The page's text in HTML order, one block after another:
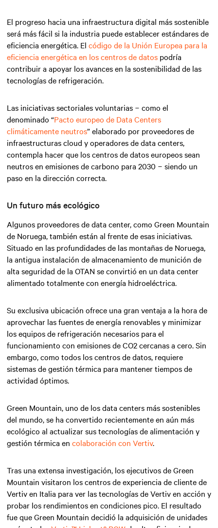
El progreso hacia una infraestructura digital más sostenible
será más fácil si la industria puede establecer estándares de
eficiencia energética. El código de la Unión Europea para la
eficiencia energética en los centros de datos podría
contribuir a apoyar los avances en la sostenibilidad de las
tecnologías de refrigeración.
Las iniciativas sectoriales voluntarias − como el
denominado “Pacto europeo de Data Centers
climáticamente neutros” elaborado por proveedores de
infraestructuras cloud y operadores de data centers,
contempla hacer que los centros de datos europeos sean
neutros en emisiones de carbono para 2030 − siendo un
paso en la dirección correcta.
Un futuro más ecológico
Algunos proveedores de data center, como Green Mountain
de Noruega, también están al frente de esas iniciativas.
Situado en las profundidades de las montañas de Noruega,
la antigua instalación de almacenamiento de munición de
alta seguridad de la OTAN se convirtió en un data center
alimentado totalmente con energía hidroeléctrica.
Su exclusiva ubicación ofrece una gran ventaja a la hora de
aprovechar las fuentes de energía renovables y minimizar
los equipos de refrigeración necesarios para el
funcionamiento con emisiones de CO2 cercanas a cero. Sin
embargo, como todos los centros de datos, requiere
sistemas de gestión térmica para mantener tiempos de
actividad óptimos.
Green Mountain, uno de los data centers más sostenibles
del mundo, se ha convertido recientemente en aún más
ecológico al actualizar sus tecnologías de alimentación y
gestión térmica en colaboración con Vertiv.
Tras una extensa investigación, los ejecutivos de Green
Mountain visitaron los centros de experiencia de cliente de
Vertiv en Italia para ver las tecnologías de Vertiv en acción y
probar los rendimientos en condiciones pico. El resultado
fue que Green Mountain decidió la adquisición de unidades